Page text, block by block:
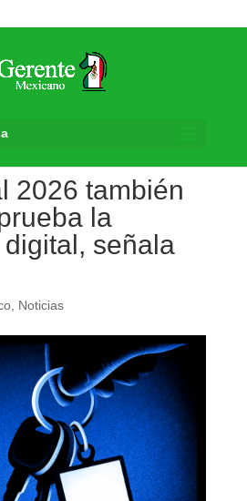
2026 también
la
señala
, Noticias